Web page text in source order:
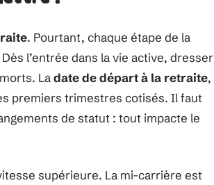
. Pourtant, chaque étape de la
l’entrée dans la vie active, dresser
Ladate de départ à la retraite,
premiers trimestres cotisés. Il faut
de statut : tout impacte le
supérieure. La mi-carrière est